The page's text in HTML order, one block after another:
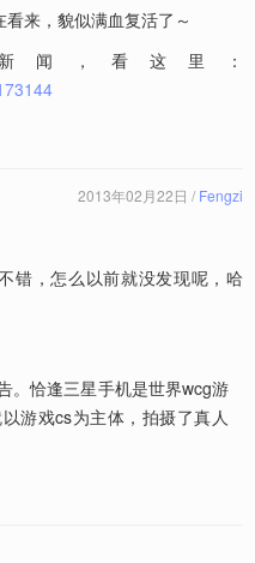
来，貌似满血复活了～
闻，看这里：
2013年02月22日 / Fengzi
错，怎么以前就没发现呢，哈
。恰逢三星手机是世界wcg游
游戏cs为主体，拍摄了真人